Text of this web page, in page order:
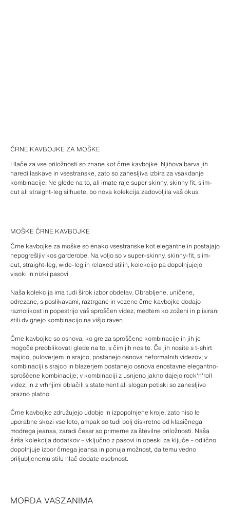
ČRNE KAVBOJKE ZA MOŠKE
Hlače za vse priložnosti so znane kot črne kavbojke. Njihova barva jih
naredi laskave in vsestranske, zato so zanesljiva izbira za vsakdanje
kombinacije. Ne glede na to, ali imate raje super skinny, skinny fit, slim-
cut ali straight-leg silhuete, bo nova kolekcija zadovoljila vaš okus.
MOŠKE ČRNE KAVBOJKE
Črne kavbojke za moške so enako vsestranske kot elegantne in postajajo
nepogrešljiv kos garderobe. Na voljo so v super-skinny, skinny-fit, slim-
cut, straight-leg, wide-leg in relaxed stilih, kolekcijo pa dopolnjujejo
visoki in nizki pasovi.
Naša kolekcija ima tudi širok izbor obdelav. Obrabljene, uničene,
odrezane, s poslikavami, raztrgane in vezene črne kavbojke dodajo
raznolikost in popestrijo vaš sproščen videz, medtem ko zoženi in plisirani
stili dvignejo kombinacijo na višjo raven.
Črne kavbojke so osnova, ko gre za sproščene kombinacije in jih je
mogoče preoblikovati glede na to, s čim jih nosite. Če jih nosite s t-shirt
majico, puloverjem in srajco, postanejo osnova neformalnih videzov; v
kombinaciji s srajco in blazerjem postanejo osnova enostavne elegantno-
sproščene kombinacije; v kombinaciji z usnjeno jakno dajejo rock'n'roll
videz; in z vrhnjimi oblačili s statement ali slogan potiski so zanesljivo
prazno platno.
Črne kavbojke združujejo udobje in izpopolnjene kroje, zato niso le
uporabne skozi vse leto, ampak so tudi bolj diskretne od klasičnega
modrega jeansa, zaradi česar so primerne za številne priložnosti. Naša
širša kolekcija dodatkov – vključno z pasovi in obeski za ključe – odlično
dopolnjuje izbor črnega jeansa in ponuja možnost, da temu vedno
priljubljenemu stilu hlač dodate osebnost.
MORDA VASZANIMA